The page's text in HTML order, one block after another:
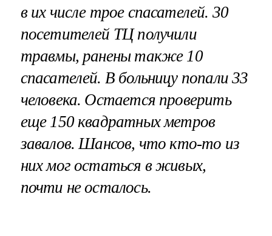
в их числе трое спасателей. 30
посетителей ТЦ получили
травмы, ранены также 10
спасателей. В больницу попали 33
человека. Остается проверить
еще 150 квадратных метров
завалов. Шансов, что кто-то из
них мог остаться в живых,
почти не осталось.